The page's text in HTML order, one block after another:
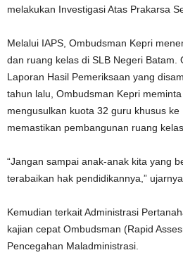
melakukan Investigasi Atas Prakarsa
Melalui IAPS, Ombudsman Kepri
dan ruang kelas di SLB Negeri Batam.
Laporan Hasil Pemeriksaan yang
tahun lalu, Ombudsman Kepri
mengusulkan kuota 32 guru khusus
memastikan pembangunan ruang
“Jangan sampai anak-anak kita yang
terabaikan hak pendidikannya,” ujarnya.
Kemudian terkait Administrasi
kajian cepat Ombudsman (Rapid
Pencegahan Maladministrasi.